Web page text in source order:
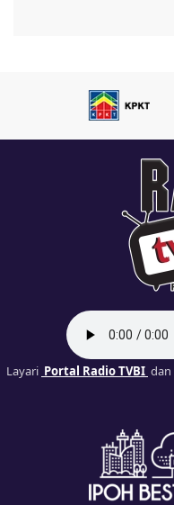
Layari Portal Radio TVBI dan